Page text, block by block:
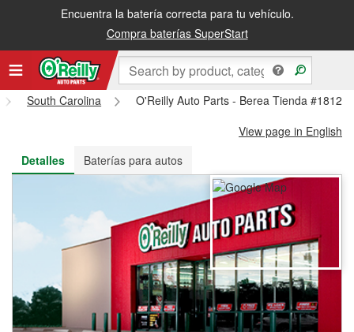
Encuentra la batería correcta para tu vehículo.
Compra baterías SuperStart
Recibe tu orden gratis al día siguiente o recógela en la tienda
South Carolina
O'Reilly Auto Parts - Berea Tienda #1812
View page in English
Detalles
Baterías para autos